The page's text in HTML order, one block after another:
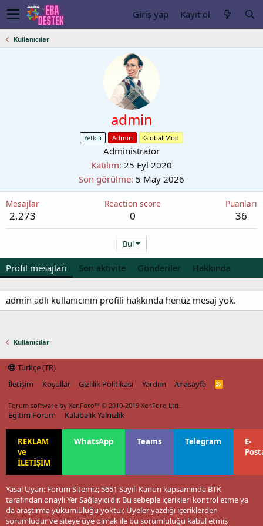
Giriş yap Kayıt ol
Kullanıcılar
admin
Yetkili Admin Global Mod
Administrator
Katılım 25 Eyl 2020
Son görülme 5 May 2026
Mesajlar
2,273
Reaction score
0
Puanları
36
Bul
Profil mesajları Son aktivite Gönderiler Hakkında
admin adlı kullanıcının profili hakkında henüz mesaj yok.
Kullanıcılar
Türkçe (TR)
İletişim
Koşullar Gizlilik Politikası Yardım Anasayfa
R
Forum software by XenForo™ © 2010-2019 XenForo Ltd.
Eğitim Forum Kalabalık Yalnızlık
REKLAM
ve
İLETİŞİM
WhatsApp Teams Telegram
E-
Yasal Uyarı: Forum Sitemiz; 5651 Sayılı Kanun kapsamında BTK
tarafından onaylı Yer Sağlayıcı'dır. Bu sebeple içerikleri kontrol etme ya
da araştırma yükümlülüğü yoktur. Üyeler yazdığı içeriklerden
sorumludur ve siteye üye olmak ile bu sorumluluğu kabul etmiş